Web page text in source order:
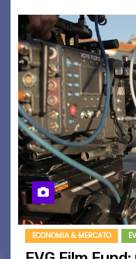
ECONOMIA & MERCATO